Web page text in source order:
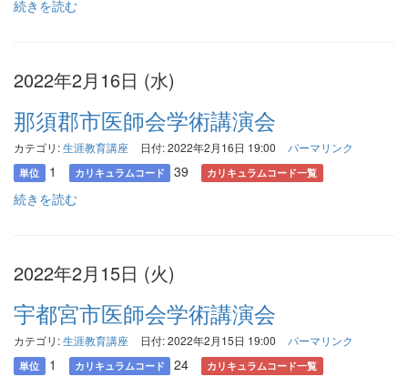
続きを読む
2022年2月16日 (水)
那須郡市医師会学術講演会
カテゴリ:生涯教育講座 日付: 2022年2月16日 19:00 パーマリンク
単位 1 カリキュラムコード 39 カリキュラムコード一覧
続きを読む
2022年2月15日 (火)
宇都宮市医師会学術講演会
カテゴリ:生涯教育講座 日付: 2022年2月15日 19:00 パーマリンク
単位 1 カリキュラムコード 24 カリキュラムコード一覧